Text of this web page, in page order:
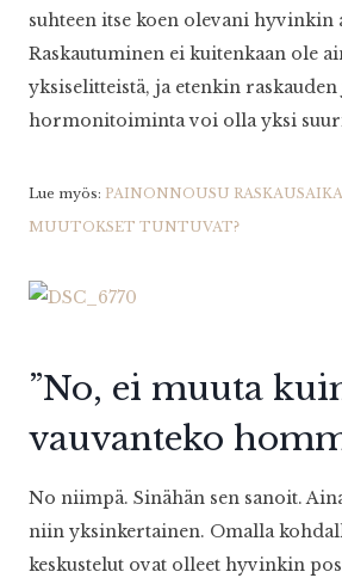
suhteen itse koen olevani hyvinkin
Raskautuminen ei kuitenkaan ole
yksiselitteistä, ja etenkin
hormonitoiminta voi olla yksi
Lue myös: PAINONNOUSU
MUUTOKSET TUNTUVAT?
”No, ei muuta
vauvanteko
No niimpä. Sinähän sen sanoit.
niin yksinkertainen. Omalla
keskustelut ovat olleet hyvinkin